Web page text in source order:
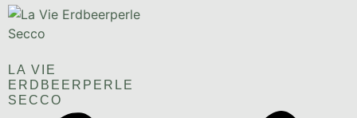
LA VIE
ERDBEERPERLE
SECCO